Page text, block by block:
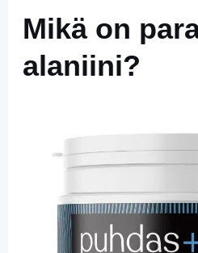
Mikä on
alaniini?